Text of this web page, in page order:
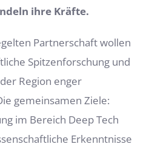
ihre Kräfte.
Partnerschaft wollen
Spitzenforschung und
Region enger
gemeinsamen Ziele:
im Bereich Deep Tech
Erkenntnisse